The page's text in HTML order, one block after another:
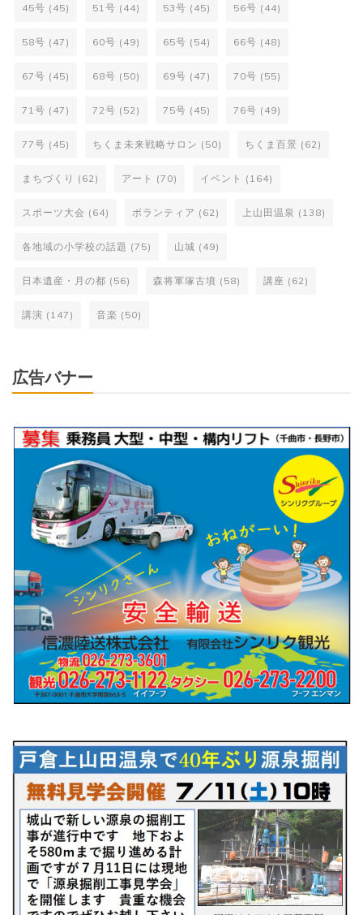
45号 (45) 51号 (44) 53号 (45) 56号 (44)
58号 (47) 60号 (49) 65号 (54) 66号 (48)
67号 (45) 68号 (50) 69号 (47) 70号 (55)
71号 (47) 72号 (52) 75号 (45) 76号 (49)
77号 (45) ちくま未来戦略サロン (50) ちくま百景 (62)
まちづくり (62) アート (70) イベント (164)
スポーツ大会 (64) ボランティア (62) 上山田温泉 (138)
各地域の小学校の話題 (75) 山城 (49)
日本遺産・月の都 (56) 森将軍塚古墳 (58) 講座 (62)
講演 (147) 音楽 (50)
広告バナー